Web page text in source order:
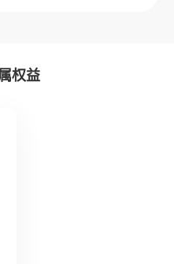
权益